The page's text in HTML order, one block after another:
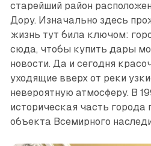
старейший район
Дору. Изначально здесь
жизнь тут била ключом:
сюда, чтобы купить дары
новости. Да и сегодня
уходящие вверх от реки
невероятную атмосферу. В
историческая часть города
объекта Всемирного